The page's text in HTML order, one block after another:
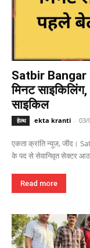
Satbir Bangar
मिनट
साइकिल
हेल्थ ekta kranti - 03/
एकता क्रांति न्यूज, जींद।
के पद से सेवानिवृत सेक्टर आठ
Read more